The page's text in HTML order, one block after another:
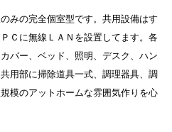
みの完全個室型です。共用設備はす
Ｃに無線ＬＡＮを設置してます。各
バー、ベッド、照明、デスク、ハン
用部に掃除道具一式、調理器具、調
模のアットホームな雰囲気作りを心